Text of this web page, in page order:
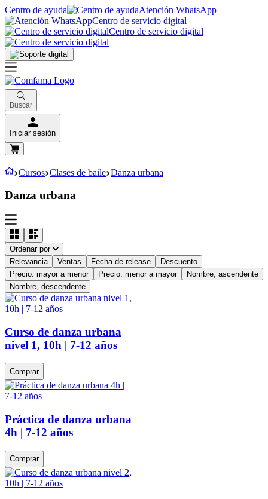
Centro de ayuda
Atención WhatsApp
Centro de servicio digital
Centro de servicio digital
Buscar
Iniciar sesión
Cursos Clases de baile Danza urbana
Danza urbana
Ordenar por
Relevancia
Ventas Fecha de release
Descuento
Precio: mayor a menor
Precio: menor a mayor
Nombre, ascendente
Nombre, descendente
Curso de danza urbana
nivel 1, 10h | 7-12 años
Comprar
Práctica de danza urbana
4h | 7-12 años
Comprar